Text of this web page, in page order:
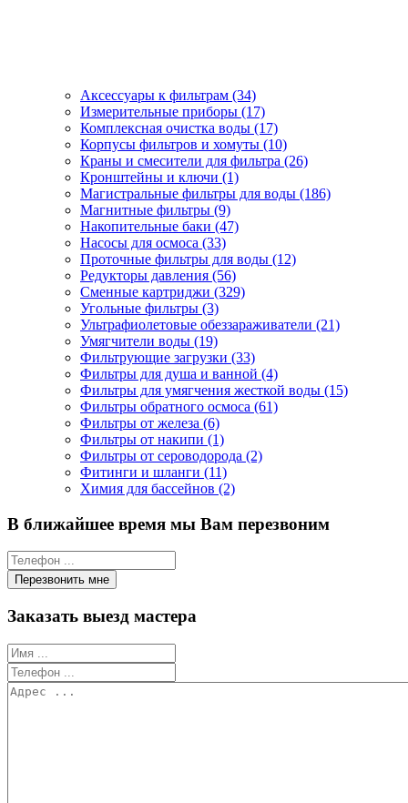
Аксессуары к фильтрам (34)
Измерительные приборы (17)
Комплексная очистка воды (17)
Корпусы фильтров и хомуты (10)
Краны и смесители для фильтра (26)
Кронштейны и ключи (1)
Магистральные фильтры для воды (186)
Магнитные фильтры (9)
Накопительные баки (47)
Насосы для осмоса (33)
Проточные фильтры для воды (12)
Редукторы давления (56)
Сменные картриджи (329)
Угольные фильтры (3)
Ультрафиолетовые обеззараживатели (21)
Умягчители воды (19)
Фильтрующие загрузки (33)
Фильтры для душа и ванной (4)
Фильтры для умягчения жесткой воды (15)
Фильтры обратного осмоса (61)
Фильтры от железа (6)
Фильтры от накипи (1)
Фильтры от сероводорода (2)
Фитинги и шланги (11)
Химия для бассейнов (2)
В ближайшее время мы Вам перезвоним
Заказать выезд мастера